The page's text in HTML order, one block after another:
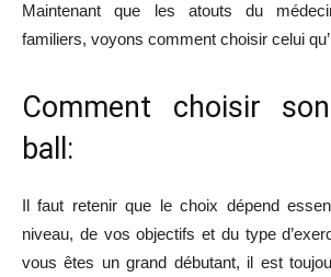
Maintenant que les atouts du
familiers, voyons comment choisir celui
Comment choisir
ball:
Il faut retenir que le choix dépend
niveau, de vos objectifs et du type
vous êtes un grand débutant, il est